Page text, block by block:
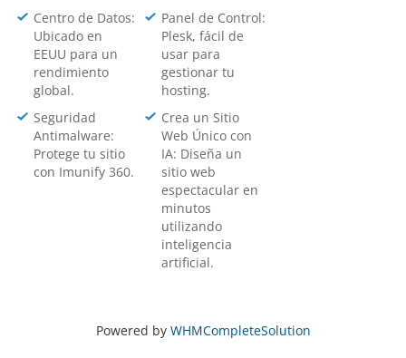
Centro de Datos:
Ubicado en
EEUU para un
rendimiento
global.
Panel de Control:
Plesk, fácil de
usar para
gestionar tu
hosting.
Seguridad
Antimalware:
Protege tu sitio
con Imunify 360.
Crea un Sitio
Web Único con
IA: Diseña un
sitio web
espectacular en
minutos
utilizando
inteligencia
artificial.
Powered by WHMCompleteSolution